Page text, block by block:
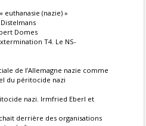
euthanasie (nazie) »
Domes
T4. Le NS-
de l’Allemagne nazie comme
du péritocide nazi
nazi. Irmfried Eberl et
derrière des organisations